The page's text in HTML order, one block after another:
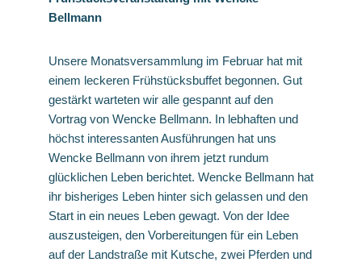
Bellmann
Unsere Monatsversammlung im Februar hat mit
einem leckeren Frühstücksbuffet begonnen. Gut
gestärkt warteten wir alle gespannt auf den
Vortrag von Wencke Bellmann. In lebhaften und
höchst interessanten Ausführungen hat uns
Wencke Bellmann von ihrem jetzt rundum
glücklichen Leben berichtet. Wencke Bellmann hat
ihr bisheriges Leben hinter sich gelassen und den
Start in ein neues Leben gewagt. Von der Idee
auszusteigen, den Vorbereitungen für ein Leben
auf der Landstraße mit Kutsche, zwei Pferden und